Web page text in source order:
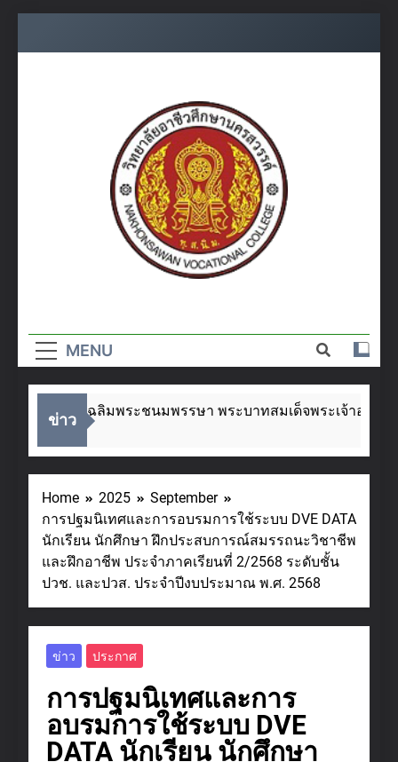
อาชีวศึกษา
นครสวรรค์
MENU
ข่าว
โอกาสวันเฉลิมพระชนมพรรษา พระบาทสมเด็จพระเจ้าอยู่หัว ๒
Home 2025
September
การปฐมนิเทศและการอบรมการใช้ระบบ DVE DATA
นักเรียน นักศึกษา ฝึกประสบการณ์สมรรถนะวิชาชีพ
และฝึกอาชีพ ประจำภาคเรียนที่ 2/2568 ระดับชั้น
ปวช. และปวส. ประจำปีงบประมาณ พ.ศ. 2568
ข่าว ประกาศ
การปฐมนิเทศและการ
อบรมการใช้ระบบ DVE
DATA นักเรียน นักศึกษา